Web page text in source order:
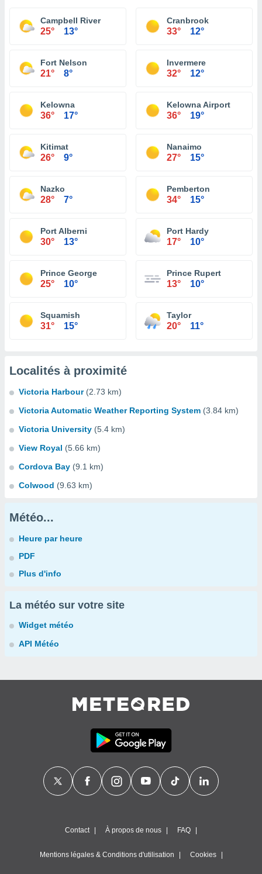
Campbell River
25° 13°
Cranbrook
33° 12°
Fort Nelson
21° 8°
Invermere
32° 12°
Kelowna
36° 17°
Kelowna Airport
36° 19°
Kitimat
26° 9°
Nanaimo
27° 15°
Nazko
28° 7°
Pemberton
34° 15°
Port Alberni
30° 13°
Port Hardy
17° 10°
Prince George
25° 10°
Prince Rupert
13° 10°
Squamish
31° 15°
Taylor
20° 11°
Localités à proximité
Victoria Harbour (2.73 km)
Victoria Automatic Weather Reporting System (3.84 km)
Victoria University (5.4 km)
View Royal (5.66 km)
Cordova Bay (9.1 km)
Colwood (9.63 km)
Météo...
Heure par heure
PDF
Plus d'info
La météo sur votre site
Widget météo
API Météo
Contact À propos de nous FAQ
Mentions légales & Conditions d'utilisation Cookies